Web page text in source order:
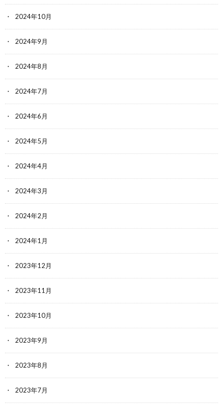
2024年10月
2024年9月
2024年8月
2024年7月
2024年6月
2024年5月
2024年4月
2024年3月
2024年2月
2024年1月
2023年12月
2023年11月
2023年10月
2023年9月
2023年8月
2023年7月